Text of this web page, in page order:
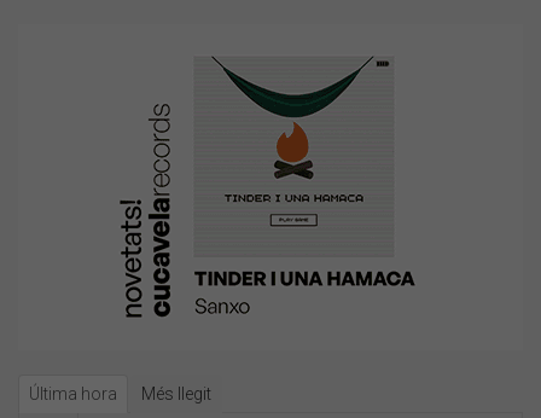
Última hora Més llegit